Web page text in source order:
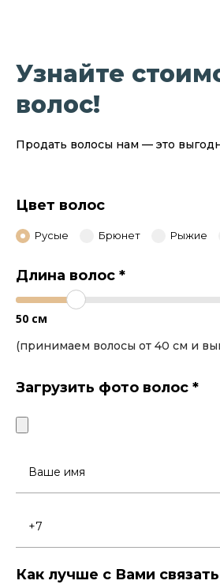
Узнайте
волос!
Продать волосы нам — это
Цвет волос
Русые Брюнет Рыжие
Длина волос *
50 см
(принимаем волосы от 40 см и
Загрузить фото волос *
Ваше
имя
Номер
телефона
Как лучше с Вами